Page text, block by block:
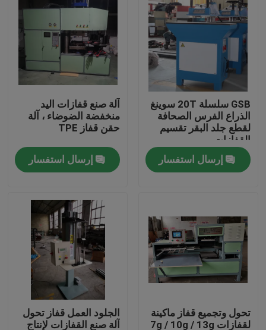
منتجات
معلومات عنا
جولة في المعمل
مراقبة الجودة
اتصل بنا
آلة قطع يموت الهيدروليكية
الهيدروليكية الصحافة يموت آلة قطع
الهيدروليكية سوينغ الذراع آلة القطع
GSB سلسلة 20T سوينغ
الذراع الفرس الصحافة
لقطع جلد البقر تقسيم
القفازات
إرسال استفسار
آلة صنع قفازات اليد
منخفضة الضوضاء ، آلة
حقن قفاز TPE
إرسال استفسار
تحول وتجميع قفاز ماكينة
لقفازات 7g / 10g / 13g
الجلود العمل قفاز تحول
آلة صنع القفازات لإنتاج